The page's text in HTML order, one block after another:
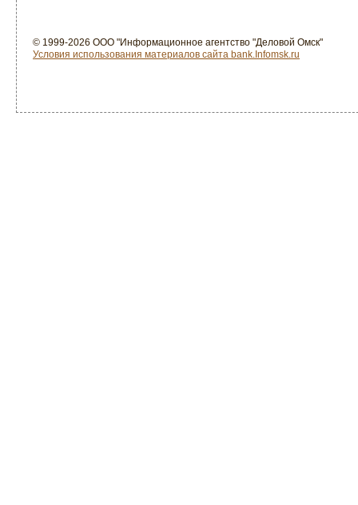
© 1999-2026 ООО "Информационное агентство "Деловой Омск"
Условия использования материалов сайта bank.Infomsk.ru